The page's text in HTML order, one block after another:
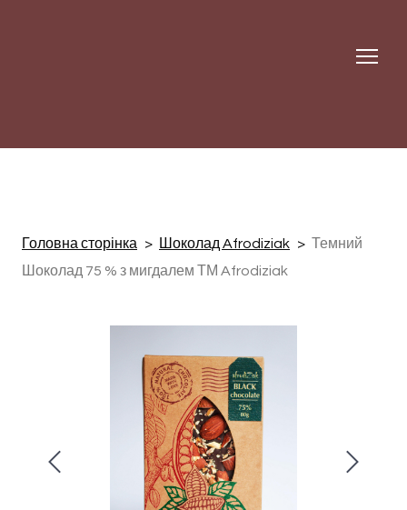
Головна сторінка Шоколад Afrodiziak
Темний
Шоколад 75 % з мигдалем ТМ Afrodiziak